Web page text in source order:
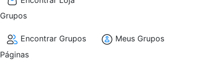
Grupos
Encontrar Grupos
Meus Grupos
Páginas